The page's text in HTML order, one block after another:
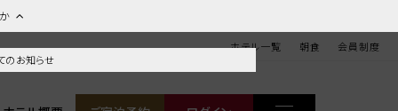
のお知らせ
ホテル一覧 朝食 会員制度